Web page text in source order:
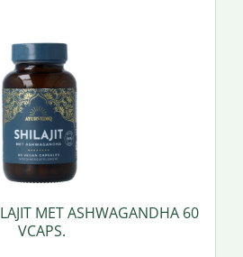
MET ASHWAGANDHA 60
VCAPS.